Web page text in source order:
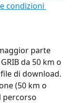
condizioni
parte
da 50 km o
di download.
(50 km o
percorso